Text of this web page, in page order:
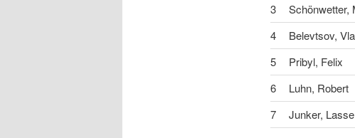
3
Schönwetter,
4
Belevtsov,
5
Pribyl, Felix
6
Luhn, Robert
7
Junker, Lasse